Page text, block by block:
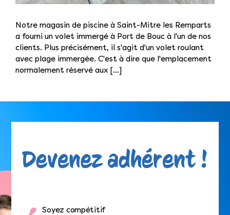
Notre magasin de piscine à Saint-Mitre les Remparts
a fourni un volet immergé à Port de Bouc à l'un de nos
clients. Plus précisément, il s'agit d'un volet roulant
avec plage immergée. C'est à dire que l'emplacement
normalement réservé aux [...]
Soyez compétitif